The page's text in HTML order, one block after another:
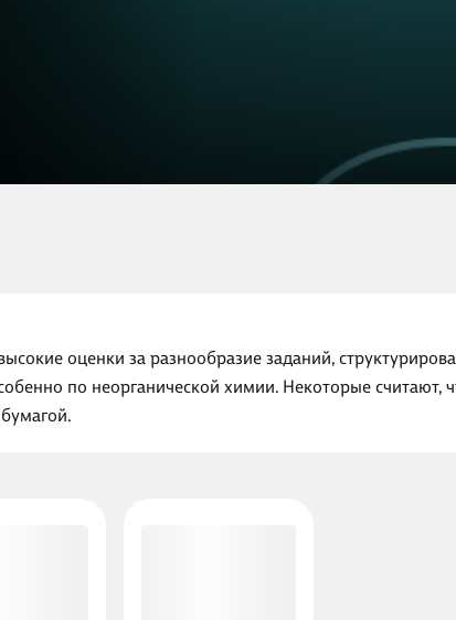
оценки за разнообразие заданий,
по неорганической химии. Некоторые